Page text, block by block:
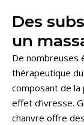
Des
un
De nombreuses
thérapeutique du
composant de la
effet d’ivresse.
chanvre offre